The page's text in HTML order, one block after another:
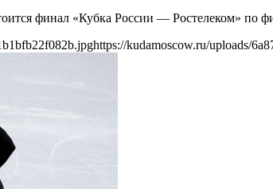
финал «Кубка России — Ростелеком» по
https://kudamoscow.ru/uploads/